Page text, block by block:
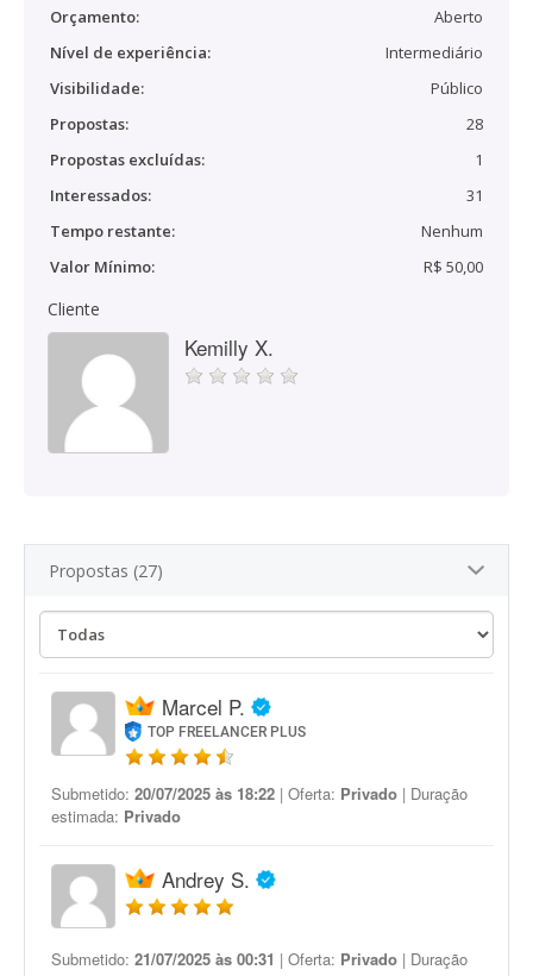
Orçamento:
Aberto
Nível de experiência:
Intermediário
Visibilidade:
Público
Propostas:
28
Propostas excluídas:
1
Interessados:
31
Tempo restante:
Nenhum
Valor Mínimo:
R$ 50,00
Cliente
Kemilly X.
Propostas (27)
Marcel P.
TOP FREELANCER PLUS
Submetido: 20/07/2025 às 18:22 | Oferta: Privado | Duração
estimada: Privado
Andrey S.
Submetido: 21/07/2025 às 00:31 | Oferta: Privado | Duração